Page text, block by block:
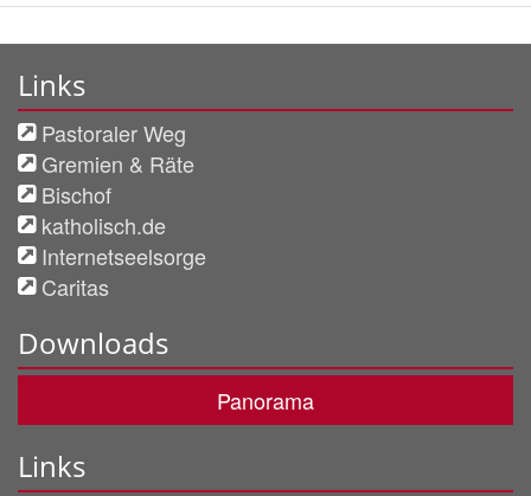
Links
Pastoraler Weg
Gremien & Räte
Bischof
katholisch.de
Internetseelsorge
Caritas
Downloads
Panorama
Links